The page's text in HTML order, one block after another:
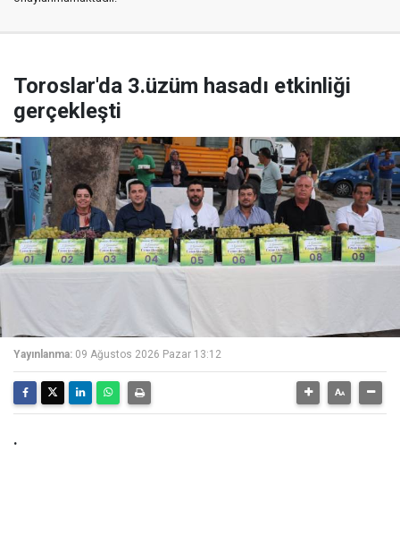
Toroslar'da 3.üzüm hasadı etkinliği
gerçekleşti
Yayınlanma: 09 Ağustos 2026 Pazar 13:12
.